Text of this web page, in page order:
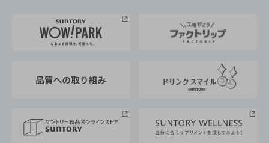
地域情報
サントリーサンバーズ大阪
サントリーが考えるサステナビリティ経営
企業概要
採用情報